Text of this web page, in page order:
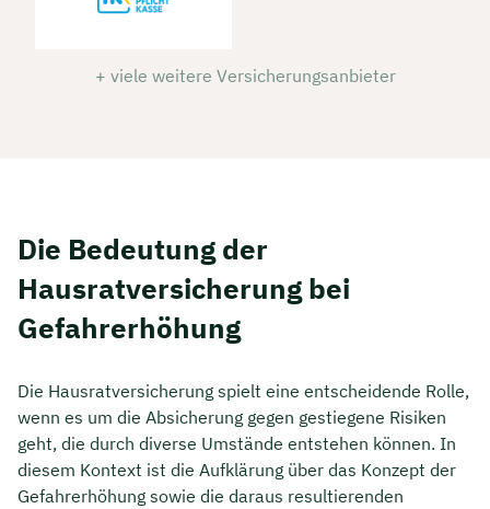
+ viele weitere Versicherungsanbieter
Die Bedeutung der
Hausratversicherung bei
Gefahrerhöhung
Die Hausratversicherung spielt eine entscheidende Rolle,
wenn es um die Absicherung gegen gestiegene Risiken
geht, die durch diverse Umstände entstehen können. In
diesem Kontext ist die Aufklärung über das Konzept der
Gefahrerhöhung sowie die daraus resultierenden